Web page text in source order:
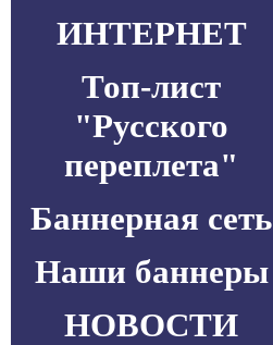
ИНТЕРНЕТ
Топ-лист
"Русского
переплета"
Баннерная сеть
Наши баннеры
НОВОСТИ